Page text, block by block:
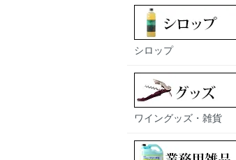
シロップ
ワイングッズ・雑貨